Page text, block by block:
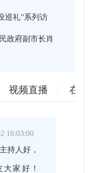
巡礼”系列访
政府副市长肖
视频直播 在
16:03:00
持人好，
家好！